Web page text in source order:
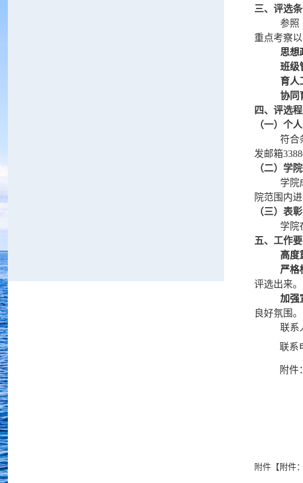
三、评选
参照
重点考察以
思想
班级
育人
协同
四、评选
（一）个
符合
发邮箱
（二）学
学院
院范围内
（三）表
学院
五、工作
高度
严格
评选出来。
加强
良好氛围。
联系
联系
附件
附件【附件